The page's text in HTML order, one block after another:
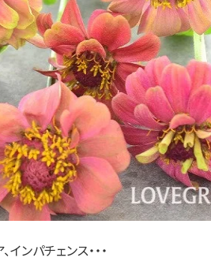
ンパチェンス・・・